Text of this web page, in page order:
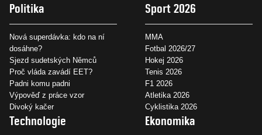
Politika
Nová superdávka: kdo na ní
dosáhne?
Sjezd sudetských Němců
Proč vláda zavádí EET?
Padni komu padni
Výpověď z práce vzor
Divoký kačer
Sport 2026
MMA
Fotbal 2026/27
Hokej 2026
Tenis 2026
F1 2026
Atletika 2026
Cyklistika 2026
Technologie Ekonomika